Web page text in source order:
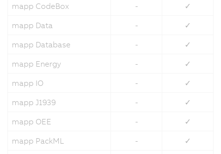
mapp CodeBox
-
✓
mapp Data
-
✓
mapp Database
-
✓
mapp Energy
-
✓
mapp IO
-
✓
mapp J1939
-
✓
mapp OEE
-
✓
mapp PackML
-
✓